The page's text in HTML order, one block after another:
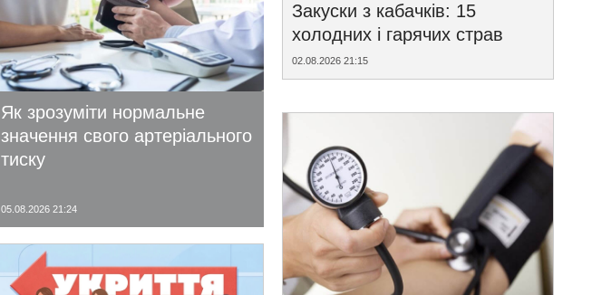
Як зрозуміти нормальне
значення свого артеріального
тиску
05.08.2026 21:24
Закуски з кабачків: 15
холодних і гарячих страв
02.08.2026 21:15